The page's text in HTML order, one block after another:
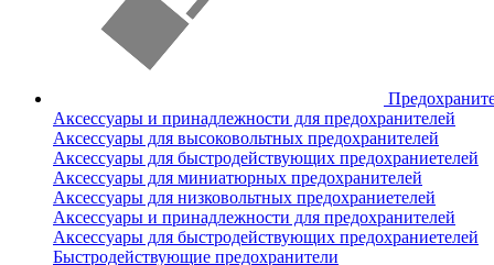
Аксессуары и принадлежности для предохранителей
Аксессуары для высоковольтных предохранителей
Аксессуары для быстродействующих предохраниетелей
Аксессуары для миниатюрных предохранителей
Аксессуары для низковольтных предохраниетелей
Аксессуары и принадлежности для предохранителей
Аксессуары для быстродействующих предохраниетелей
Быстродействующие предохранители